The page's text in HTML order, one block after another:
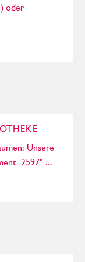
oder
Unsere
...